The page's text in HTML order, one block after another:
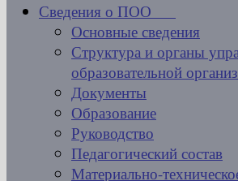
Сведения о ПОО
Основные сведения
Структура и органы
образовательной
Документы
Образование
Руководство
Педагогический состав
Материально-